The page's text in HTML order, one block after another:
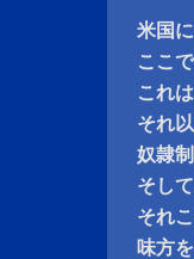
米国
ここ
これ
それ
奴隷
そし
それ
味方